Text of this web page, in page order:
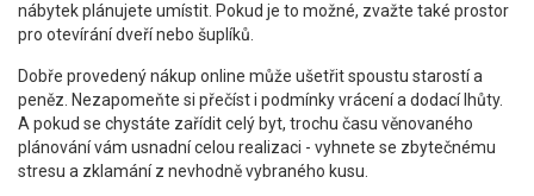
nábytek plánujete umístit. Pokud je to možné, zvažte také prostor
pro otevírání dveří nebo šuplíků.
Dobře provedený nákup online může ušetřit spoustu starostí a
peněz. Nezapomeňte si přečíst i podmínky vrácení a dodací lhůty.
A pokud se chystáte zařídit celý byt, trochu času věnovaného
plánování vám usnadní celou realizaci - vyhnete se zbytečnému
stresu a zklamání z nevhodně vybraného kusu.